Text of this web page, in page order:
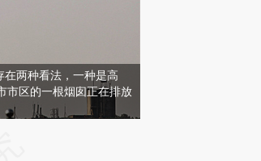
两种看法，一种是高
市区的一根烟囱正在排放